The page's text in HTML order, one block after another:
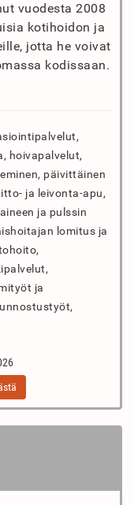
vuodesta 2008
kotihoidon ja
jotta he voivat
kodissaan.
hoivapalvelut,
päivittäinen
ja leivonta-apu,
ja pulssin
lomitus ja
ja